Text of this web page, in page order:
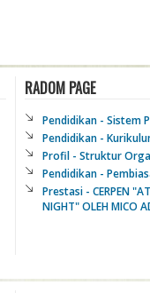
RADOM PAGE
Pendidikan - Sistem
Pendidikan -
Profil - Struktur
Pendidikan -
Prestasi - CERPEN
NIGHT" OLEH MICO